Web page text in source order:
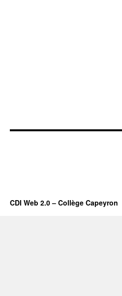
CDI Web 2.0 – Collège Capeyron